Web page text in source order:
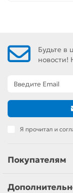
Будьте в
новости!
Я прочитал и
Покупателям